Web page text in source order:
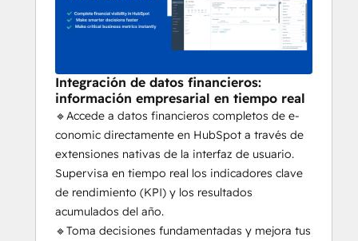
Integración de datos financieros:
información empresarial en tiempo real
🔹Accede a datos financieros completos de e-
conomic directamente en HubSpot a través de
extensiones nativas de la interfaz de usuario.
Supervisa en tiempo real los indicadores clave
de rendimiento (KPI) y los resultados
acumulados del año.
🔹Toma decisiones fundamentadas y mejora tus